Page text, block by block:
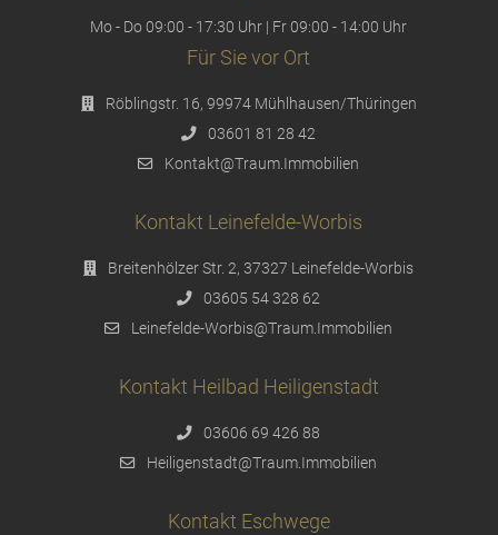
Mo - Do 09:00 - 17:30 Uhr | Fr 09:00 - 14:00 Uhr
Für Sie vor Ort
Röblingstr. 16, 99974 Mühlhausen/Thüringen
03601 81 28 42
Kontakt@Traum.Immobilien
Kontakt Leinefelde-Worbis
Breitenhölzer Str. 2, 37327 Leinefelde-Worbis
03605 54 328 62
Leinefelde-Worbis@Traum.Immobilien
Kontakt Heilbad Heiligenstadt
03606 69 426 88
Heiligenstadt@Traum.Immobilien
Kontakt Eschwege